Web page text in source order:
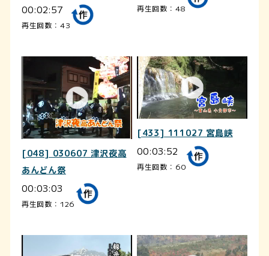
00:02:57
再生回数：43
再生回数：48
[048] 030607 津沢夜高
あんどん祭
00:03:03
再生回数：126
[433] 111027 宮島峡
00:03:52
再生回数：60